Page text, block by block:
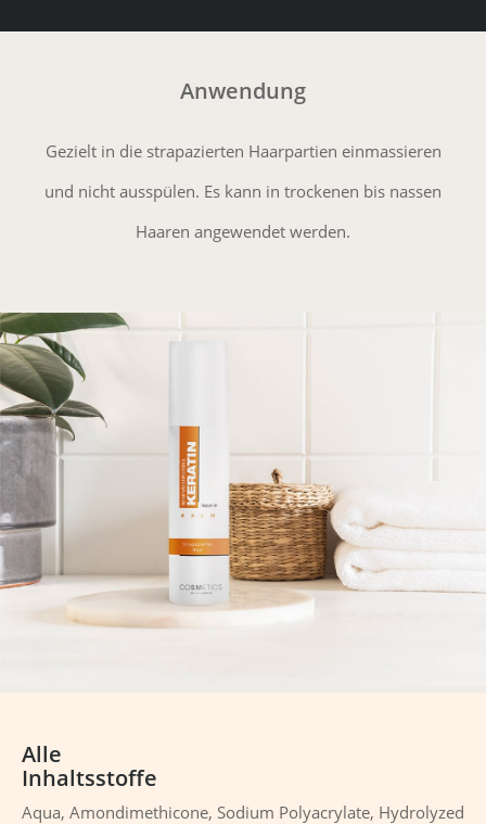
Anwendung
Gezielt in die strapazierten Haarpartien einmassieren
und nicht ausspülen. Es kann in trockenen bis nassen
Haaren angewendet werden.
Alle
Inhaltsstoffe
Aqua, Amondimethicone, Sodium Polyacrylate, Hydrolyzed